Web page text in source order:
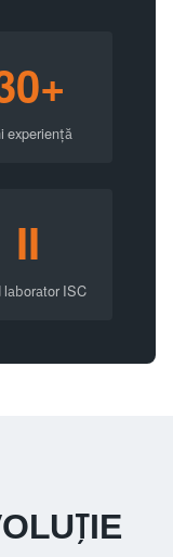
experiență
II
laborator ISC